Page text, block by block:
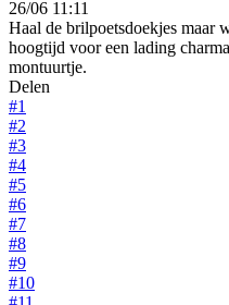
26/06 11:11
Haal de brilpoetsdoekjes maar
hoogtijd voor een lading
montuurtje.
Delen
#1
#2
#3
#4
#5
#6
#7
#8
#9
#10